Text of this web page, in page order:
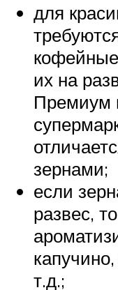
для
их на
Премиум
зернами;
если
развес,
т.д.;